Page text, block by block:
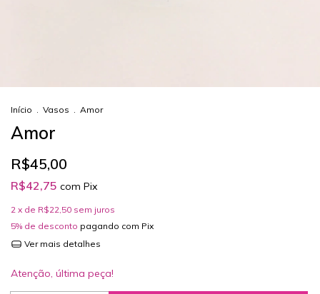
Início . Vasos . Amor
Amor
R$45,00
R$42,75 com Pix
2 x de R$22,50 sem juros
5% de desconto pagando com Pix
Ver mais detalhes
Atenção, última peça!